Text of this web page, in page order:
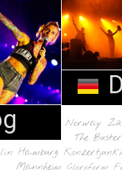
Norway
The
Hamburg
Mannheim Cloroform